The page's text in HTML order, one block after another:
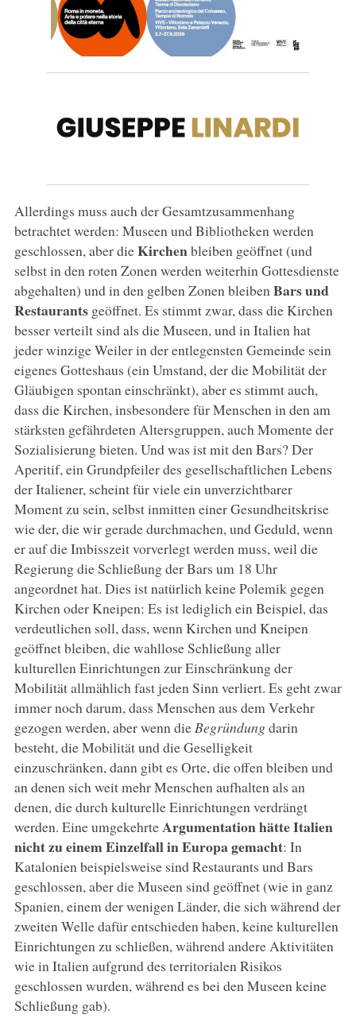
Allerdings muss auch der Gesamtzusammenhang
betrachtet werden: Museen und Bibliotheken werden
geschlossen, aber dieKirchenbleiben geöffnet (und
selbst in den roten Zonen werden weiterhin Gottesdienste
abgehalten) und in den gelben Zonen bleiben Bars und
Restaurantsgeöffnet. Es stimmt zwar, dass die Kirchen
besser verteilt sind als die Museen, und in Italien hat
jeder winzige Weiler in der entlegensten Gemeinde sein
eigenes Gotteshaus (ein Umstand, der die Mobilität der
Gläubigen spontan einschränkt), aber es stimmt auch,
dass die Kirchen, insbesondere für Menschen in den am
stärksten gefährdeten Altersgruppen, auch Momente der
Sozialisierung bieten. Und was ist mit den Bars? Der
Aperitif, ein Grundpfeiler des gesellschaftlichen Lebens
der Italiener, scheint für viele ein unverzichtbarer
Moment zu sein, selbst inmitten einer Gesundheitskrise
wie der, die wir gerade durchmachen, und Geduld, wenn
er auf die Imbisszeit vorverlegt werden muss, weil die
Regierung die Schließung der Bars um 18 Uhr
angeordnet hat. Dies ist natürlich keine Polemik gegen
Kirchen oder Kneipen: Es ist lediglich ein Beispiel, das
verdeutlichen soll, dass, wenn Kirchen und Kneipen
geöffnet bleiben, die wahllose Schließung aller
kulturellen Einrichtungen zur Einschränkung der
Mobilität allmählich fast jeden Sinn verliert. Es geht zwar
immer noch darum, dass Menschen aus dem Verkehr
gezogen werden, aber wenn die Begründungdarin
besteht, die Mobilität und die Geselligkeit
einzuschränken, dann gibt es Orte, die offen bleiben und
an denen sich weit mehr Menschen aufhalten als an
denen, die durch kulturelle Einrichtungen verdrängt
werden. Eine umgekehrteArgumentation hätte Italien
nicht zu einem Einzelfall in Europa gemacht: In
Katalonien beispielsweise sind Restaurants und Bars
geschlossen, aber die Museen sind geöffnet (wie in ganz
Spanien, einem der wenigen Länder, die sich während der
zweiten Welle dafür entschieden haben, keine kulturellen
Einrichtungen zu schließen, während andere Aktivitäten
wie in Italien aufgrund des territorialen Risikos
geschlossen wurden, während es bei den Museen keine
Schließung gab).